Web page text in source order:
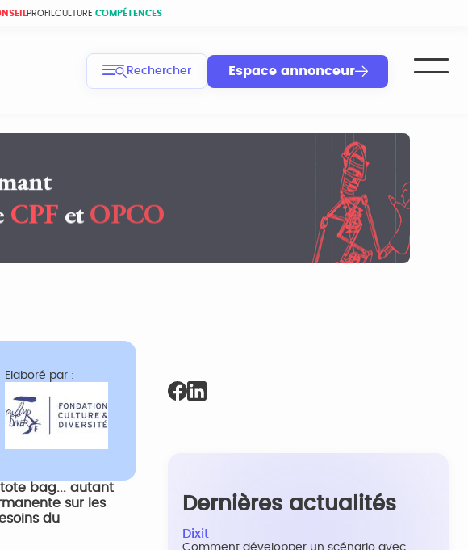
PROFILCULTURE COMPÉTENCES
Rechercher Espace annonceur
Elaboré par :
bag... autant
sur les
du
Dernières actualités
Dixit
Comment développer un scénario avec